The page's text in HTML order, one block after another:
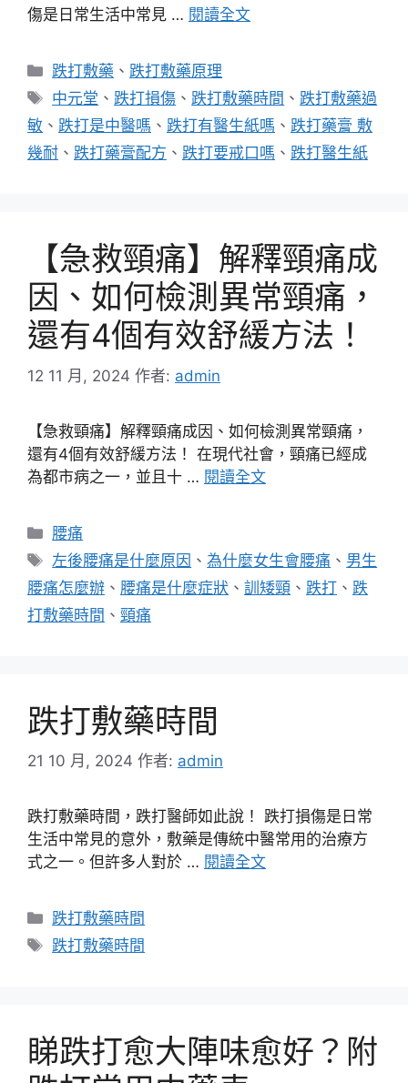
傷是日常生活中常見 … 閱讀全文
分
類
跌打敷藥 、跌打敷藥原理
標
籤
中元堂 、跌打損傷 、跌打敷藥時間 、跌打敷藥過
敏 、 跌打是中醫嗎 、 跌打有醫生紙嗎 、 跌打藥膏 敷
幾耐 、 跌打藥膏配方 、 跌打要戒口嗎 、 跌打醫生紙
【急救頸痛】解釋頸痛成
因、如何檢測異常頸痛，
還有4個有效舒緩方法！
12 11 月, 2024 作者: admin
【急救頸痛】解釋頸痛成因、如何檢測異常頸痛，
還有4個有效舒緩方法！ 在現代社會，頸痛已經成
為都市病之一，並且十 … 閱讀全文
分
類
腰痛
標
籤
左後腰痛是什麼原因 、為什麼女生會腰痛 、 男生
腰痛怎麼辦 、 腰痛是什麼症狀 、 訓矮頸 、 跌打 、 跌
打敷藥時間 、 頸痛
跌打敷藥時間
21 10 月, 2024 作者: admin
跌打敷藥時間，跌打醫師如此說！ 跌打損傷是日常
生活中常見的意外，敷藥是傳統中醫常用的治療方
式之一。但許多人對於 … 閱讀全文
分
類
跌打敷藥時間
標
跌打敷藥時間
睇跌打愈大陣味愈好？附